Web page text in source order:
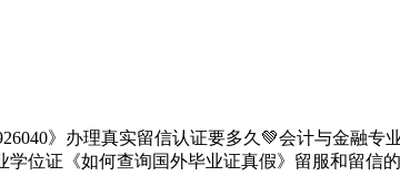
》办理真实留信认证要多久💚会计与金融
位证《如何查询国外毕业证真假》留服和留信